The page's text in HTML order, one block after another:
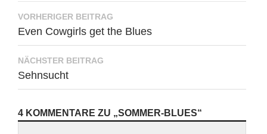
Beitragsnavigation
VORHERIGER BEITRAG
Even Cowgirls get the Blues
NÄCHSTER BEITRAG
Sehnsucht
4 KOMMENTARE ZU „SOMMER-BLUES“